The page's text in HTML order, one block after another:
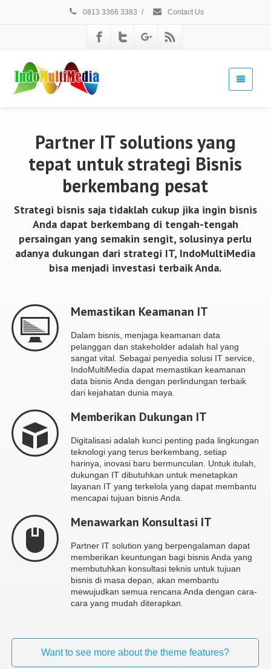
0813 3366 3383 / Contact Us
Partner IT solutions yang
tepat untuk strategi Bisnis
berkembang pesat
Strategi bisnis saja tidaklah cukup jika ingin bisnis
Anda dapat berkembang di tengah-tengah
persaingan yang semakin sengit, solusinya perlu
adanya dukungan dari strategi IT, IndoMultiMedia
bisa menjadi investasi terbaik Anda.
Memastikan Keamanan IT
Dalam bisnis, menjaga keamanan data
pelanggan dan stakeholder adalah hal yang
sangat vital. Sebagai penyedia solusi IT service,
IndoMultiMedia dapat memastikan keamanan
data bisnis Anda dengan perlindungan terbaik
dari kejahatan dunia maya.
Memberikan Dukungan IT
Digitalisasi adalah kunci penting pada lingkungan
teknologi yang terus berkembang, setiap
harinya, inovasi baru bermunculan. Untuk itulah,
dukungan IT dibutuhkan untuk menetapkan
layanan IT yang terkelola yang dapat membantu
mencapai tujuan bisnis Anda.
Menawarkan Konsultasi IT
Partner IT solution yang berpengalaman dapat
memberikan keuntungan bagi bisnis Anda yang
membutuhkan konsultasi teknis untuk tujuan
bisnis di masa depan, akan membantu
mewujudkan semua rencana Anda dengan cara-
cara yang mudah diterapkan.
Want to see more about the theme features?